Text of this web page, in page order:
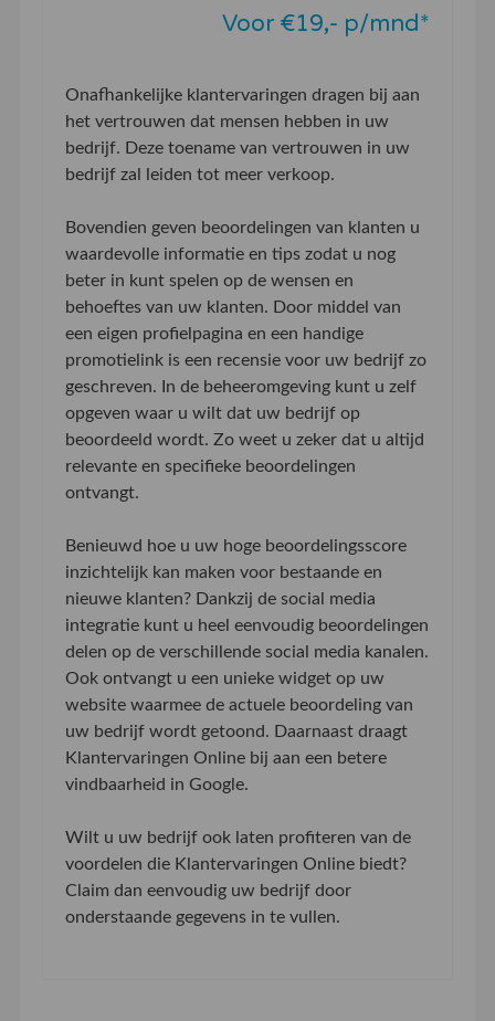
Voor €19,- p/mnd*
Onafhankelijke klantervaringen dragen bij aan
het vertrouwen dat mensen hebben in uw
bedrijf. Deze toename van vertrouwen in uw
bedrijf zal leiden tot meer verkoop.
Bovendien geven beoordelingen van klanten u
waardevolle informatie en tips zodat u nog
beter in kunt spelen op de wensen en
behoeftes van uw klanten. Door middel van
een eigen profielpagina en een handige
promotielink is een recensie voor uw bedrijf zo
geschreven. In de beheeromgeving kunt u zelf
opgeven waar u wilt dat uw bedrijf op
beoordeeld wordt. Zo weet u zeker dat u altijd
relevante en specifieke beoordelingen
ontvangt.
Benieuwd hoe u uw hoge beoordelingsscore
inzichtelijk kan maken voor bestaande en
nieuwe klanten? Dankzij de social media
integratie kunt u heel eenvoudig beoordelingen
delen op de verschillende social media kanalen.
Ook ontvangt u een unieke widget op uw
website waarmee de actuele beoordeling van
uw bedrijf wordt getoond. Daarnaast draagt
Klantervaringen Online bij aan een betere
vindbaarheid in Google.
Wilt u uw bedrijf ook laten profiteren van de
voordelen die Klantervaringen Online biedt?
Claim dan eenvoudig uw bedrijf door
onderstaande gegevens in te vullen.